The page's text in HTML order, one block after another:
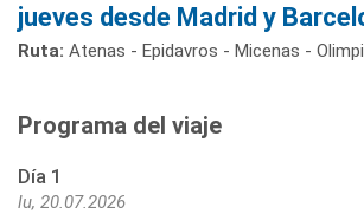
jueves desde Madrid y
Ruta: Atenas - Epidavros - Micenas -
Programa del viaje
Día 1
lu, 20.07.2026